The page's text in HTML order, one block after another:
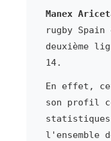
Manex
rugby
deuxième
14.
En effet,
son profil
l'ensemble